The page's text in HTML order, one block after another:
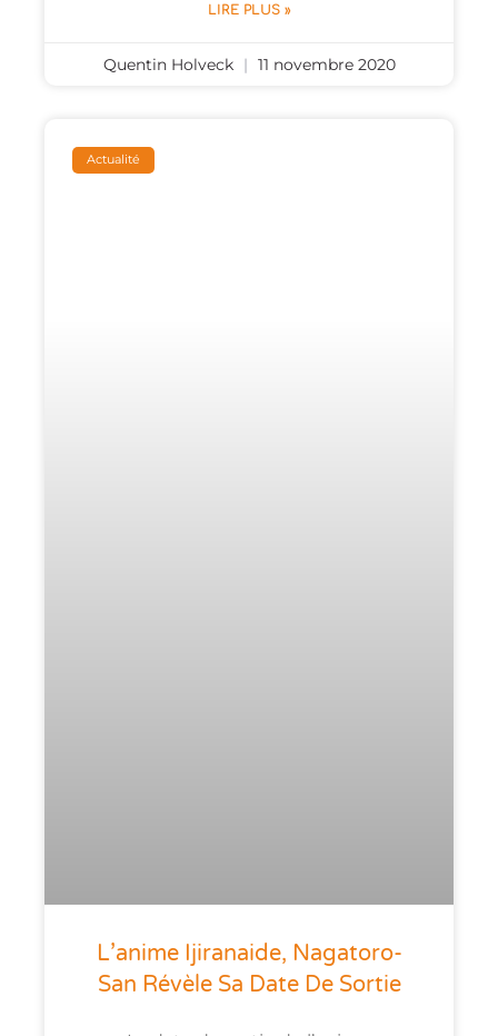
LIRE PLUS »
Quentin Holveck 11 novembre 2020
Actualité
L’anime Ijiranaide, Nagatoro-
San Révèle Sa Date De Sortie